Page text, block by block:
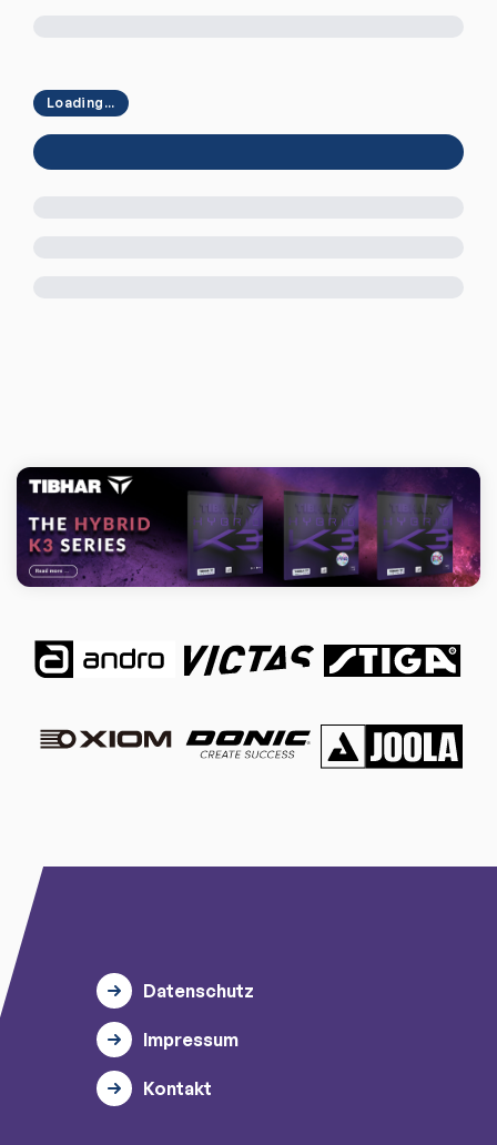
Loading...
Datenschutz
Impressum
Kontakt